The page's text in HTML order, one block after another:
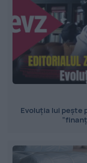
Evoluția lui pește